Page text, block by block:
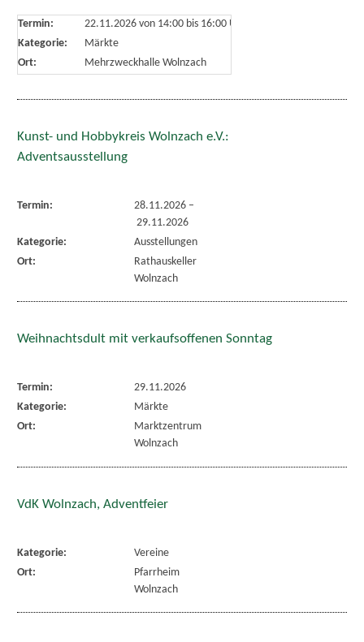
Termin: 22.11.2026 von 14:00bis 16:00 Uhr
Kategorie:
Märkte
Ort:
Mehrzweckhalle Wolnzach
Kunst- und Hobbykreis Wolnzach e.V.:
Adventsausstellung
Termin: 28.11.2026–
29.11.2026
Kategorie:
Ausstellungen
Ort:
Rathauskeller
Wolnzach
Weihnachtsdult mit verkaufsoffenen Sonntag
Termin:
29.11.2026
Kategorie:
Märkte
Ort:
Marktzentrum
Wolnzach
VdK Wolnzach, Adventfeier
Kategorie:
Vereine
Ort:
Pfarrheim
Wolnzach